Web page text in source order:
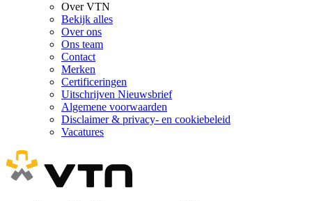
Over VTN
Bekijk alles
Over ons
Ons team
Contact
Merken
Certificeringen
Uitschrijven Nieuwsbrief
Algemene voorwaarden
Disclaimer & privacy- en cookiebeleid
Vacatures